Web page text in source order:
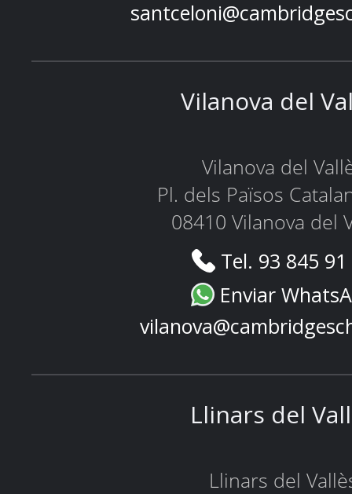
Vilanova del
Vilanova del
Pl. dels Països
08410 Vilanova del
Tel. 93 845
Enviar
Llinars del
Llinars del